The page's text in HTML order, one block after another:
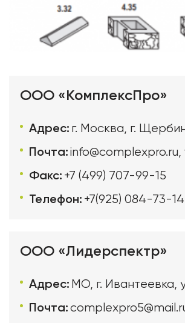
ООО «КомплексПро»
Адрес: г. Москва, г.
Почта:info@complexpro.ru,
Факс: +7 (499) 707-99-15
Телефон: +7(925) 084-73-14
ООО «Лидерспектр»
Адрес: МО, г. Ивантеевка,
Почта: